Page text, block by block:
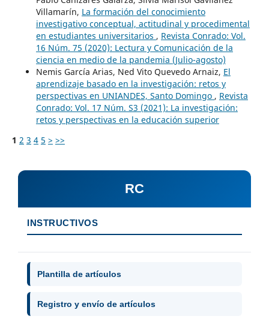
Villamarín, La formación del conocimiento
investigativo conceptual, actitudinal y procedimental
en estudiantes universitarios , Revista Conrado: Vol.
16 Núm. 75 (2020): Lectura y Comunicación de la
ciencia en medio de la pandemia (Julio-agosto)
Nemis García Arias, Ned Vito Quevedo Arnaiz, El
aprendizaje basado en la investigación: retos y
perspectivas en UNIANDES, Santo Domingo , Revista
Conrado: Vol. 17 Núm. S3 (2021): La investigación:
retos y perspectivas en la educación superior
1 2 3 4 5 > >>
RC
INSTRUCTIVOS
Plantilla de artículos
Registro y envío de artículos